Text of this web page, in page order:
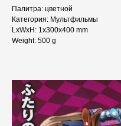
Палитра: цветной
Категория: Мультфильмы
LxWxH: 1x300x400 mm
Weight: 500 g